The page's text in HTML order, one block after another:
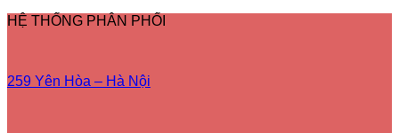
là:
tại
HỆ THỐNG PHÂN PHỐI
259 Yên Hòa – Hà Nội